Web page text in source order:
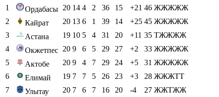
1
Ордабасы 20 14 4 2 36 15 +21 46 ЖЖЖЖЖ
2
Кайрат 20 13 6 1 39 14 +25 45 ЖЖЖЖЖ
3
Астана 19 10 5 4 31 20 +11 35 ТЖЖЖЖ
4
Окжетпес 20 9 6 5 29 27 +2 33 ЖЖЖЖЖ
5
Актобе 20 9 4 7 29 24 +5 31 ЖЖЖЖЖ
6
Елимай 19 7 7 5 26 23 +3 28 ЖЖЖТТ
7
Улытау 20 7 6 7 16 20 -4 27 ЖЖТЖЖ